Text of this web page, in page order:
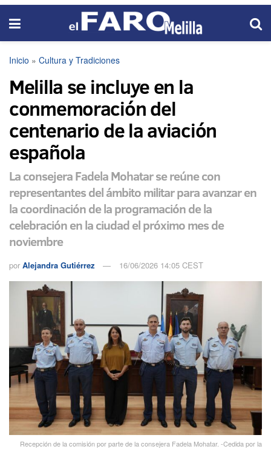
Inicio » Cultura y Tradiciones
Melilla se incluye en la
conmemoración del
centenario de la aviación
española
La consejera Fadela Mohatar se reúne con
representantes del ámbito militar para avanzar en
la coordinación de la programación de la
celebración en la ciudad el próximo mes de
noviembre
por Alejandra Gutiérrez 16/06/2026 14:05 CEST
Recepción de la comisión por parte de la consejera Fadela Mohatar. -Cedida por la